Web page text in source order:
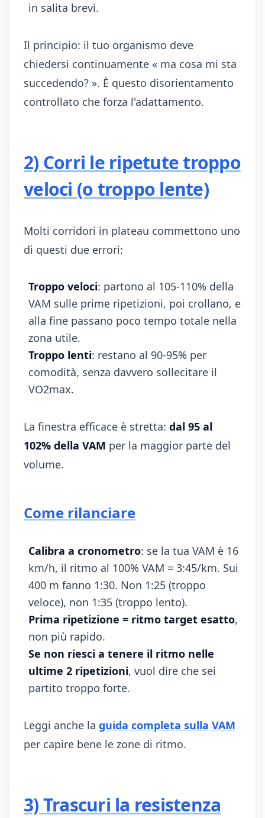
in salita brevi.
Il principio: il tuo organismo deve
chiedersi continuamente « ma cosa mi sta
succedendo? ». È questo disorientamento
controllato che forza l'adattamento.
2) Corri le ripetute troppo
veloci (o troppo lente)
Molti corridori in plateau commettono uno
di questi due errori:
Troppo veloci: partono al 105-110% della
VAM sulle prime ripetizioni, poi crollano, e
alla fine passano poco tempo totale nella
zona utile.
Troppo lenti: restano al 90-95% per
comodità, senza davvero sollecitare il
VO2max.
La finestra efficace è stretta: dal 95 al
102% della VAM per la maggior parte del
volume.
Come rilanciare
Calibra a cronometro: se la tua VAM è 16
km/h, il ritmo al 100% VAM = 3:45/km. Sui
400 m fanno 1:30. Non 1:25 (troppo
veloce), non 1:35 (troppo lento).
Prima ripetizione = ritmo target esatto,
non più rapido.
Se non riesci a tenere il ritmo nelle
ultime 2 ripetizioni, vuol dire che sei
partito troppo forte.
Leggi anche la guida completa sulla VAM
per capire bene le zone di ritmo.
3) Trascuri la resistenza